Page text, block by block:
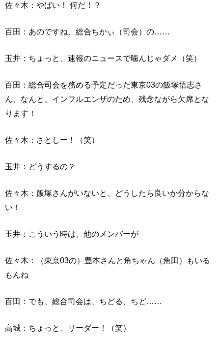
佐々木：やばい！ 何だ！？
百田：あのですね、総合ちかぃ（司会）の……
玉井：ちょっと、速報のニュースで噛んじゃダメ（笑）
百田：総合司会を務める予定だった東京03の飯塚悟志さ
ん、なんと、インフルエンザのため、残念ながら欠席とな
ります！
佐々木：さとしー！（笑）
玉井：どうするの？
佐々木：飯塚さんがいないと、どうしたら良いか分からな
い！
玉井：こういう時は、他のメンバーが
佐々木：（東京03の）豊本さんと角ちゃん（角田）もいる
もんね
百田：でも、総合司会は、ちどる、ちど……
高城：ちょっと、リーダー！（笑）